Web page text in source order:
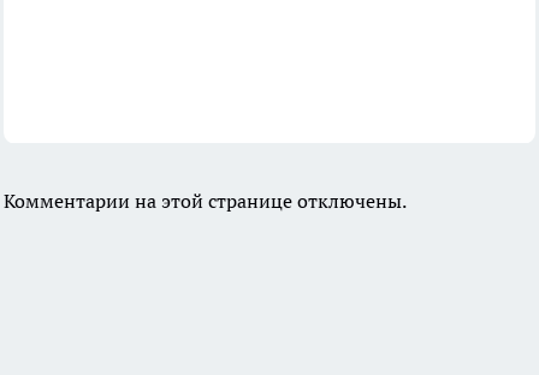
Комментарии на этой странице отключены.